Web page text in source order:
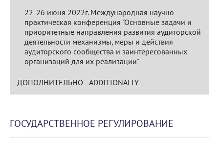
22-26 июня 2022г. Международная научно-
практическая конференция "Основные задачи и
приоритетные направления развития аудиторской
деятельности механизмы, меры и действия
аудиторского сообщества и заинтересованных
организаций для их реализации"
ДОПОЛНИТЕЛЬНО - ADDITIONALLY
ГОСУДАРСТВЕННОЕ РЕГУЛИРОВАНИЕ